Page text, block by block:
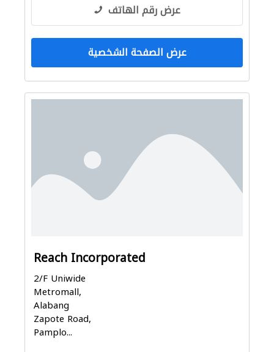
عرض رقم الهاتف
عرض الصفحة الشخصية
Reach Incorporated
2/F Uniwide
Metromall,
Alabang
Zapote Road,
Pamplo...